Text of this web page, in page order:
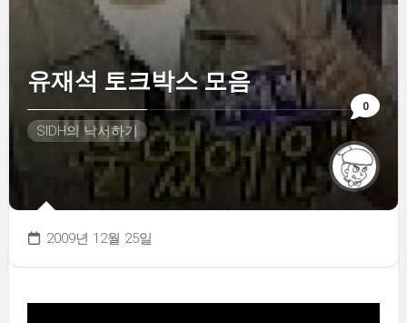
0
유재석 토크박스 모음
SIDH의 낙서하기
2009년 12월 25일